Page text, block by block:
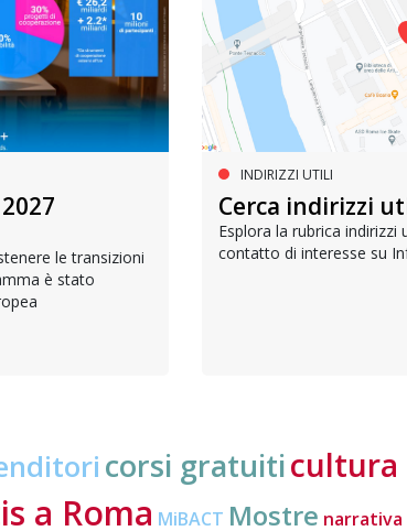
le transizioni
è stato
PROGETTI EUROPEI
IMPEU –
EU
INDIRIZZI UTILI
Cerca indirizzi
Esplora la rubrica
contatto di interesse su
corsi gratuiticultura
a Roma MiBACT Mostre narrativa